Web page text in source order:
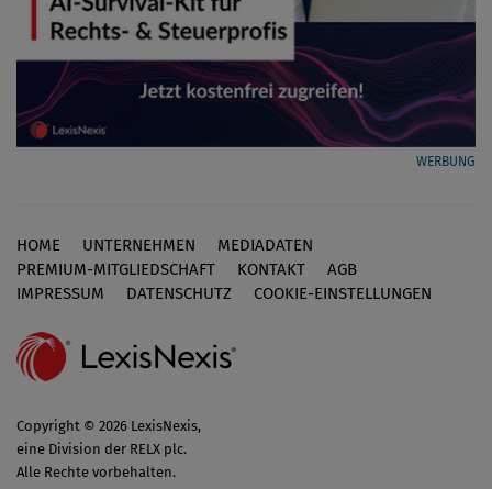
WERBUNG
Footer
HOME UNTERNEHMEN
MEDIADATEN
PREMIUM-MITGLIEDSCHAFT
KONTAKT
AGB
IMPRESSUM
DATENSCHUTZ COOKIE-EINSTELLUNGEN
Copyright © 2026 LexisNexis,
eine Division der RELX plc.
Alle Rechte vorbehalten.